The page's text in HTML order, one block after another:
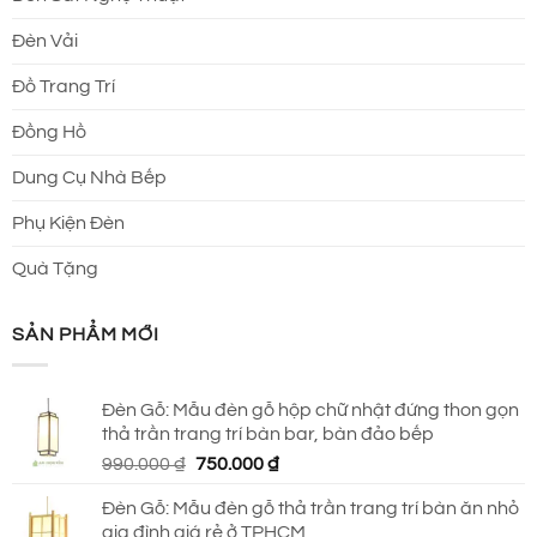
Đèn Vải
Đồ Trang Trí
Đồng Hồ
Dung Cụ Nhà Bếp
Phụ Kiện Đèn
Quà Tặng
SẢN PHẨM MỚI
Đèn Gỗ: Mẫu đèn gỗ hộp chữ nhật đứng thon gọn
thả trần trang trí bàn bar, bàn đảo bếp
990.000₫ Giá
là:
750.000₫Giá
tại
Đèn Gỗ: Mẫu đèn gỗ thả trần trang trí bàn ăn nhỏ
gia đình giá rẻ ở TPHCM